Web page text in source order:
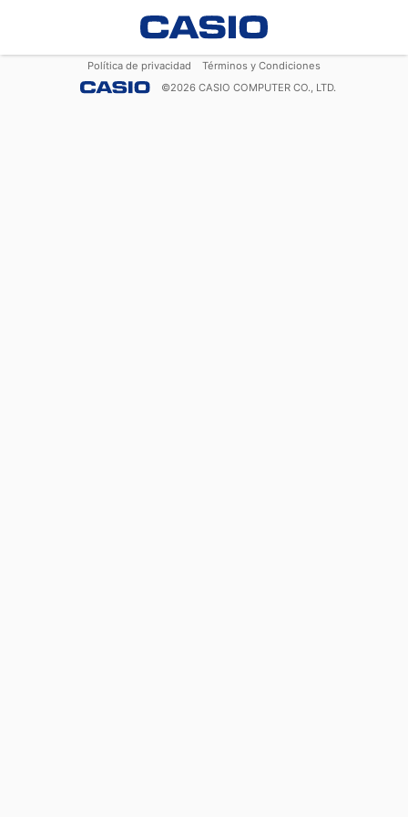
Política de privacidad
Términos y Condiciones
©2026 CASIO COMPUTER CO., LTD.